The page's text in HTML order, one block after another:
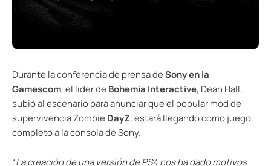
Durante la conferencia de prensa deSony en la
Gamescom, el lider de Bohemia Interactive, Dean Hall,
subió al escenario para anunciar que el popular mod de
supervivencia Zombie DayZ, estará llegando como juego
completo a la consola de Sony.
“La creación de una versión de PS4 nos ha dado motivos